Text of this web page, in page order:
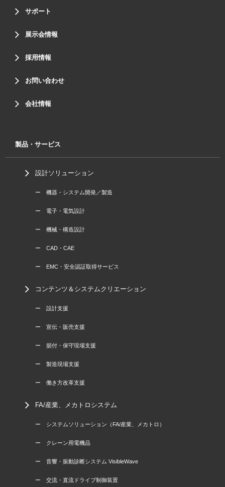
サポート
展示会情報
採用情報
お問い合わせ
会社情報
製品・サービス
設計ソリューション
ー 機器・システム開発／製造
ー 電子・電気設計
ー 機械・構造設計
ー CAD・CAE
ー EMC・安全認証取得サービス
コンテンツ＆システムクリエーション
ー 設計支援
ー 宣伝・販売支援
ー 据付・保守現場支援
ー 製造現場支援
ー 働き方改革支援
FA/産業、メカトロシステム
ー システムソリューション（FA/産業、メカトロ）
ー クレーン用電機品
ー 音響・振動診断システム VisibleWave
ー 交流・直流ドライブ制御装置